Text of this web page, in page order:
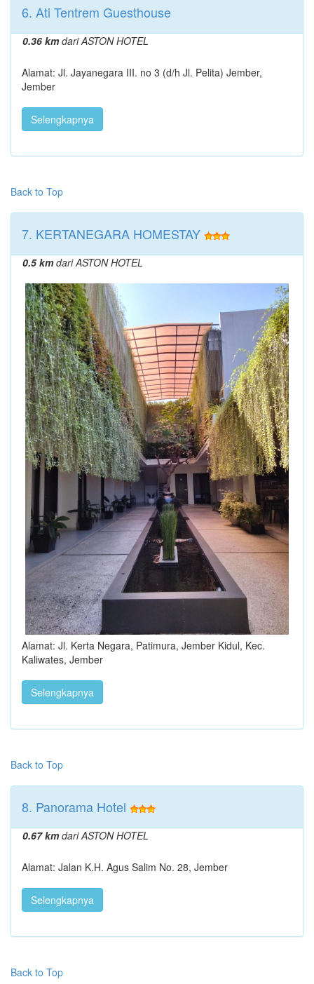
6. Ati Tentrem Guesthouse
0.36 kmdari ASTON HOTEL
Alamat: Jl. Jayanegara III. no 3 (d/h Jl. Pelita) Jember,
Jember
Selengkapnya
Back to Top
7. KERTANEGARA HOMESTAY
0.5 kmdari ASTON HOTEL
Alamat: Jl. Kerta Negara, Patimura, Jember Kidul, Kec.
Kaliwates, Jember
Selengkapnya
Back to Top
8. Panorama Hotel
0.67 kmdari ASTON HOTEL
Alamat: Jalan K.H. Agus Salim No. 28, Jember
Selengkapnya
Back to Top